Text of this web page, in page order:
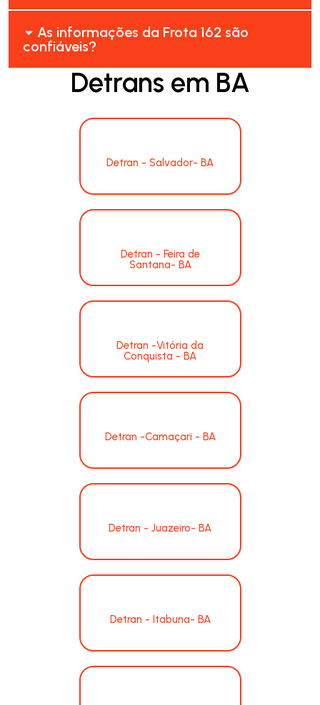
As informações da Frota 162 são
confiáveis?
Detrans em BA
Detran - Salvador- BA
Detran - Feira de
Santana- BA
Detran -Vitória da
Conquista - BA
Detran -Camaçari - BA
Detran - Juazeiro- BA
Detran - Itabuna- BA